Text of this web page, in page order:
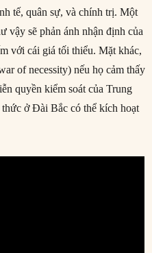
tế, quân sự, và chính trị. Một
vậy sẽ phản ánh nhận định của
với cái giá tối thiểu. Mặt khác,
of necessity) nếu họ cảm thấy
quyền kiểm soát của Trung
ở Đài Bắc có thể kích hoạt